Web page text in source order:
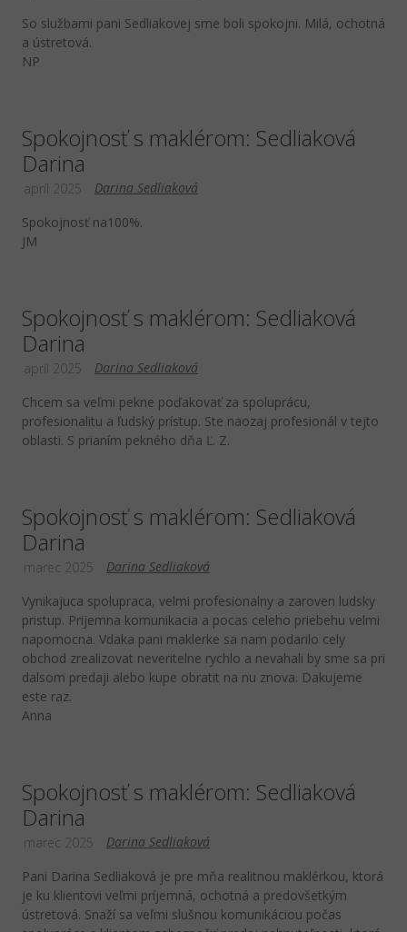
So službami pani Sedliakovej sme boli spokojni. Milá, ochotná
a ústretová.
NP
Spokojnosť s maklérom: Sedliaková
Darina
Darina Sedliaková
apríl 2025
Spokojnosť na100%.
JM
Spokojnosť s maklérom: Sedliaková
Darina
Darina Sedliaková
apríl 2025
Chcem sa veľmi pekne poďakovať za spoluprácu,
profesionalitu a ľudský prístup. Ste naozaj profesionál v tejto
oblasti. S prianím pekného dňa Ľ. Z.
Spokojnosť s maklérom: Sedliaková
Darina
Darina Sedliaková
marec 2025
Vynikajuca spolupraca, velmi profesionalny a zaroven ludsky
pristup. Prijemna komunikacia a pocas celeho priebehu velmi
napomocna. Vdaka pani maklerke sa nam podarilo cely
obchod zrealizovat neveritelne rychlo a nevahali by sme sa pri
dalsom predaji alebo kupe obratit na nu znova. Dakujeme
este raz.
Anna
Spokojnosť s maklérom: Sedliaková
Darina
Darina Sedliaková
marec 2025
Pani Darina Sedliaková je pre mňa realitnou maklérkou, ktorá
je ku klientovi veľmi príjemná, ochotná a predovšetkým
ústretová. Snaží sa veľmi slušnou komunikáciou počas